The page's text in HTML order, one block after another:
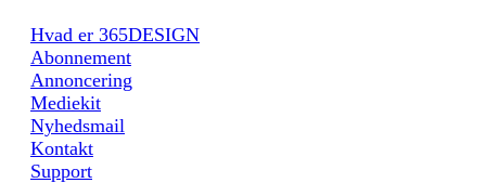
Hvad er 365DESIGN
Abonnement
Annoncering
Mediekit
Nyhedsmail
Kontakt
Support